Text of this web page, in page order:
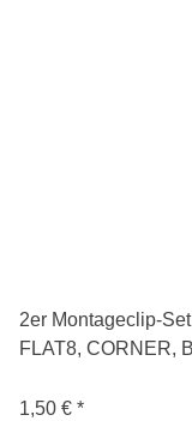
2er Montageclip-
FLAT8, CORNER,
1,50 € *